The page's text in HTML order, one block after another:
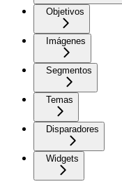
Objetivos
Imágenes
Segmentos
Temas
Disparadores
Widgets